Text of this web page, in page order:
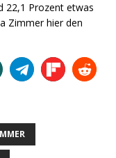
22,1 Prozent etwas
Zimmer hier den